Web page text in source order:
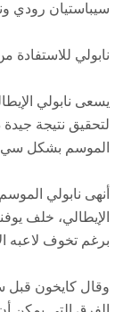
سيباستيان
نابولي للاستفادة
يسعى نابولي
لتحقيق نتيجة
الموسم بشكل
أنهى نابولي
الإيطالي، خلف
برغم تخوف لاعبه
وقال كايخون قبل